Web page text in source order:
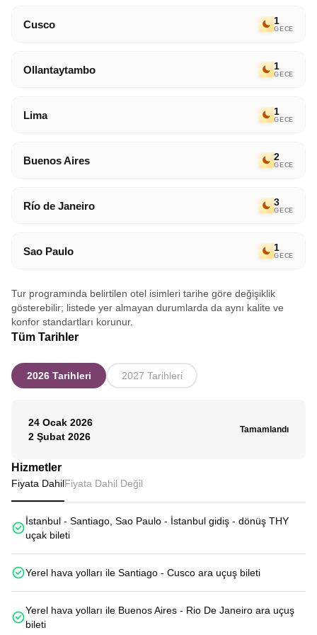
Cusco 1
GECE
Ollantaytambo 1
GECE
Lima 1
GECE
Buenos Aires 2
GECE
Río de Janeiro 3
GECE
Sao Paulo 1
GECE
Tur programında belirtilen otel isimleri tarihe göre değişiklik
gösterebilir; listede yer almayan durumlarda da aynı kalite ve
konfor standartları korunur.
Tüm Tarihler
2026 Tarihleri 2027 Tarihleri
24 Ocak 2026
2 Şubat 2026
Tamamlandı
Hizmetler
Fiyata DahilFiyata Dahil Değil
İstanbul - Santiago, Sao Paulo - İstanbul gidiş - dönüş THY
uçak bileti
Yerel hava yolları ile Santiago - Cusco ara uçuş bileti
Yerel hava yolları ile Buenos Aires - Rio De Janeiro ara uçuş
bileti